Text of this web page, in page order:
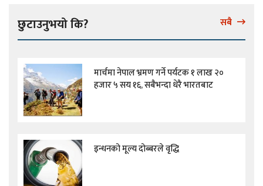
छुटाउनुभयो कि? सबै
मार्चमा नेपाल भ्रमण गर्ने पर्यटक १ लाख २०
हजार ५ सय १६, सबैभन्दा धेरै भारतबाट
इन्धनको मूल्य दोब्बरले वृद्धि